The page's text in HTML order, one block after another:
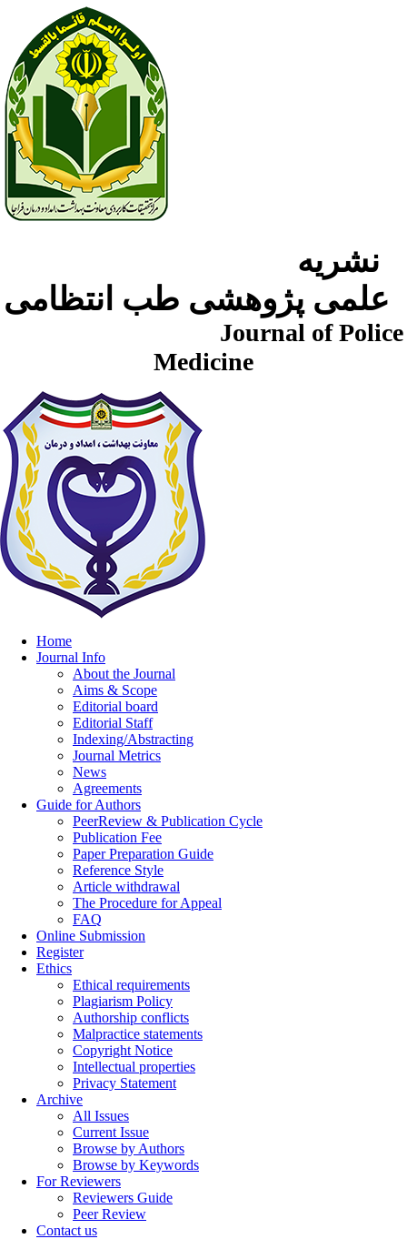
Journal of Police
Medicine
Home
Journal Info
About the Journal
Aims & Scope
Editorial board
Editorial Staff
Indexing/Abstracting
Journal Metrics
News
Agreements
Guide for Authors
PeerReview & Publication Cycle
Publication Fee
Paper Preparation Guide
Reference Style
Article withdrawal
The Procedure for Appeal
FAQ
Online Submission
Register
Ethics
Ethical requirements
Plagiarism Policy
Authorship conflicts
Malpractice statements
Copyright Notice
Intellectual properties
Privacy Statement
Archive
All Issues
Current Issue
Browse by Authors
Browse by Keywords
For Reviewers
Reviewers Guide
Peer Review
Contact us